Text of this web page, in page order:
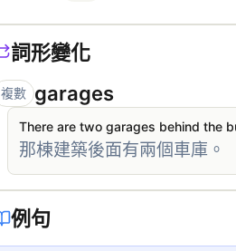
詞形變化
複數 garages
There are two garages behind the
那棟建築後面有兩個車庫。
例句